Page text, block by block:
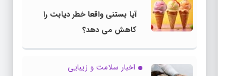
آیا بستنی واقعا خطر دیابت را
کاهش می دهد؟
اخبار سلامت و زیبایی